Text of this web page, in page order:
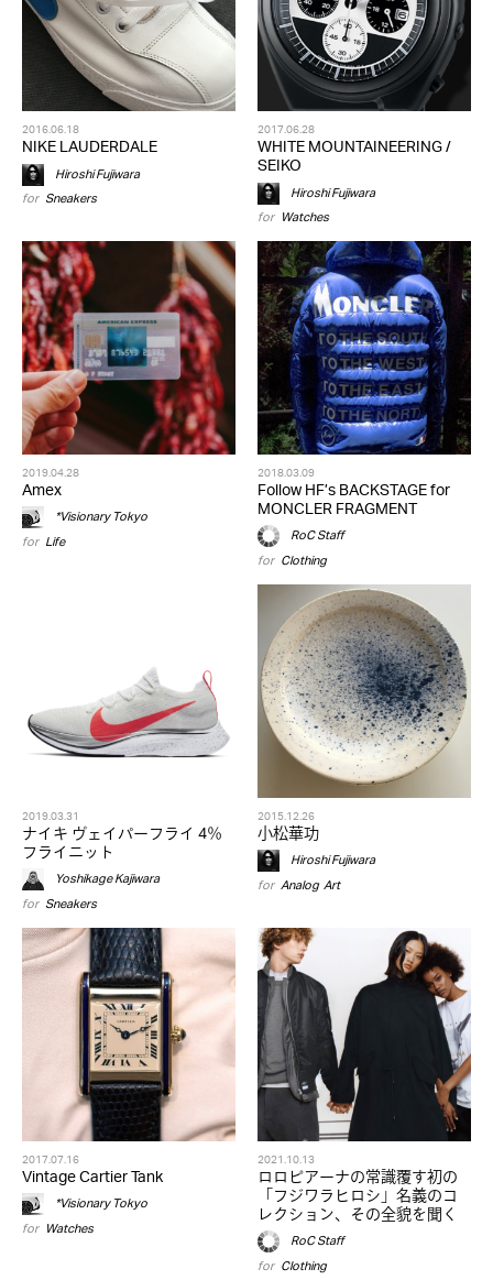
2016.06.18
NIKE LAUDERDALE
Hiroshi Fujiwara
for Sneakers
2017.06.28
WHITE MOUNTAINEERING /
SEIKO
Hiroshi Fujiwara
for Watches
2019.04.28
Amex
*Visionary Tokyo
for Life
2018.03.09
Follow HF’s BACKSTAGE for
MONCLER FRAGMENT
RoC Staff
for Clothing
2019.03.31
ナイキ ヴェイパーフライ 4％
フライニット
Yoshikage Kajiwara
for Sneakers
2015.12.26
小松華功
Hiroshi Fujiwara
for Analog,Art
2017.07.16
Vintage Cartier Tank
*Visionary Tokyo
for Watches
2021.10.13
ロロピアーナの常識覆す初の
「フジワラヒロシ」名義のコ
レクション、その全貌を聞く
RoC Staff
for Clothing